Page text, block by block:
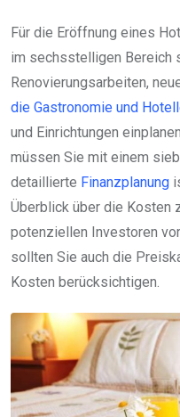
Für die Eröffnung eines
im sechsstelligen Bereich
Renovierungsarbeiten,
die Gastronomie und
und Einrichtungen
müssen Sie mit einem
detaillierte Finanzplanung
Überblick über die Kosten
potenziellen Investoren
sollten Sie auch die
Kosten berücksichtigen.